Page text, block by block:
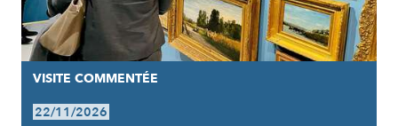
VISITE COMMENTÉE
22/11/2026